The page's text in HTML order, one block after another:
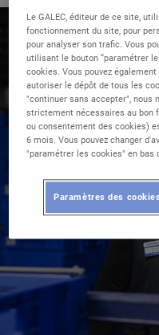
Le GALEC, éditeur de ce site,
fonctionnement du site, pour
pour analyser son trafic. Vous
utilisant le bouton “paramétrer
cookies. Vous pouvez
autoriser le dépôt de tous les
"continuer sans accepter", nous
strictement nécessaires au bon
ou consentement des cookies)
6 mois. Vous pouvez changer
"paramétrer les cookies" en bas
Paramètres des